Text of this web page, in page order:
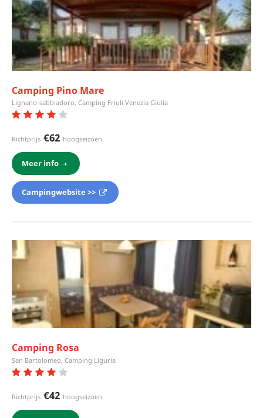
Camping Pino Mare
Lignano-sabbiadoro, Camping Friuli Venezia Giulia
Richtprijs €62 hoogseizoen
Meer info
Campingwebsite >>
Camping Rosa
San Bartolomeo, Camping Liguria
Richtprijs €42 hoogseizoen